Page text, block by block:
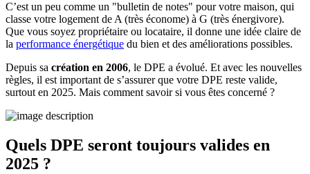
C’est un peu comme un "bulletin de notes" pour votre maison, qui
classe votre logement de A (très économe) à G (très énergivore).
Que vous soyez propriétaire ou locataire, il donne une idée claire de
la performance énergétique du bien et des améliorations possibles.
Depuis sa création en 2006, le DPE a évolué. Et avec les nouvelles
règles, il est important de s’assurer que votre DPE reste valide,
surtout en 2025. Mais comment savoir si vous êtes concerné ?
Quels DPE seront toujours valides en
2025 ?